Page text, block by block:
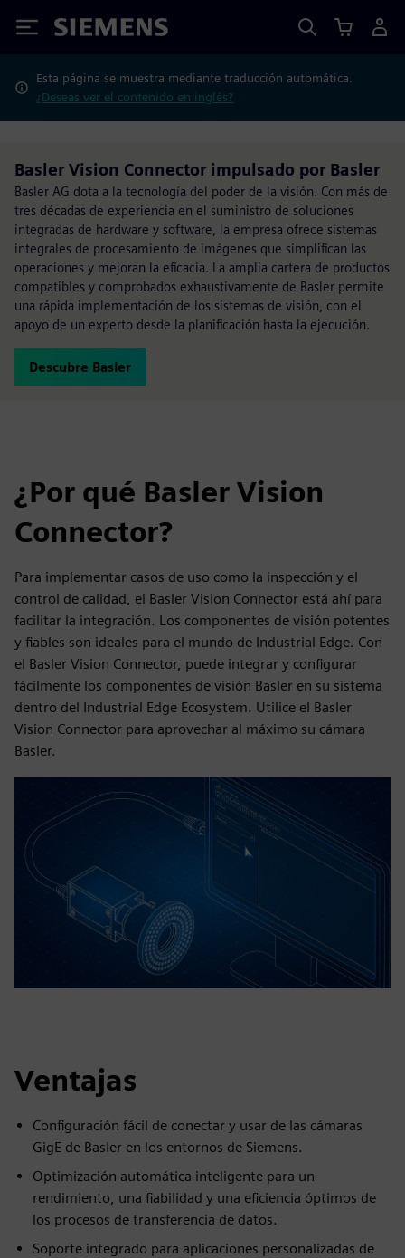
Siemens
Esta página se muestra mediante traducción automática.
¿Deseas ver el contenido en inglés?
Basler Vision Connector impulsado por Basler
Basler AG dota a la tecnología del poder de la visión. Con más de
tres décadas de experiencia en el suministro de soluciones
integradas de hardware y software, la empresa ofrece sistemas
integrales de procesamiento de imágenes que simplifican las
operaciones y mejoran la eficacia. La amplia cartera de productos
compatibles y comprobados exhaustivamente de Basler permite
una rápida implementación de los sistemas de visión, con el
apoyo de un experto desde la planificación hasta la ejecución.
Descubre Basler
¿Por qué Basler Vision
Connector?
Para implementar casos de uso como la inspección y el
control de calidad, el Basler Vision Connector está ahí para
facilitar la integración. Los componentes de visión potentes
y fiables son ideales para el mundo de Industrial Edge. Con
el Basler Vision Connector, puede integrar y configurar
fácilmente los componentes de visión Basler en su sistema
dentro del Industrial Edge Ecosystem. Utilice el Basler
Vision Connector para aprovechar al máximo su cámara
Basler.
Ventajas
Configuración fácil de conectar y usar de las cámaras
GigE de Basler en los entornos de Siemens.
Optimización automática inteligente para un
rendimiento, una fiabilidad y una eficiencia óptimos de
los procesos de transferencia de datos.
Soporte integrado para aplicaciones personalizadas de